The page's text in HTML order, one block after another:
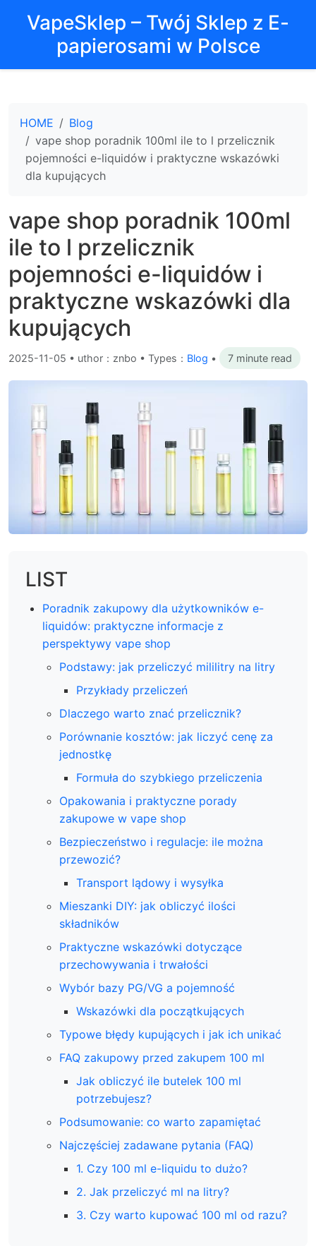
VapeSklep – Twój Sklep z E-
papierosami w Polsce
HOME
Blog
vape shop poradnik 100ml ile to l przelicznik
pojemności e-liquidów i praktyczne wskazówki
dla kupujących
vape shop poradnik 100ml
ile to l przelicznik
pojemności e-liquidów i
praktyczne wskazówki dla
kupujących
2025-11-05 • uthor：znbo • Types： Blog • 7 minute read
LIST
Poradnik zakupowy dla użytkowników e-
liquidów: praktyczne informacje z
perspektywy vape shop
Podstawy: jak przeliczyć mililitry na litry
Przykłady przeliczeń
Dlaczego warto znać przelicznik?
Porównanie kosztów: jak liczyć cenę za
jednostkę
Formuła do szybkiego przeliczenia
Opakowania i praktyczne porady
zakupowe w vape shop
Bezpieczeństwo i regulacje: ile można
przewozić?
Transport lądowy i wysyłka
Mieszanki DIY: jak obliczyć ilości
składników
Praktyczne wskazówki dotyczące
przechowywania i trwałości
Wybór bazy PG/VG a pojemność
Wskazówki dla początkujących
Typowe błędy kupujących i jak ich unikać
FAQ zakupowy przed zakupem 100 ml
Jak obliczyć ile butelek 100 ml
potrzebujesz?
Podsumowanie: co warto zapamiętać
Najczęściej zadawane pytania (FAQ)
1. Czy 100 ml e-liquidu to dużo?
2. Jak przeliczyć ml na litry?
3. Czy warto kupować 100 ml od razu?